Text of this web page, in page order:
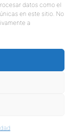
datos como el
en este sitio. No
a